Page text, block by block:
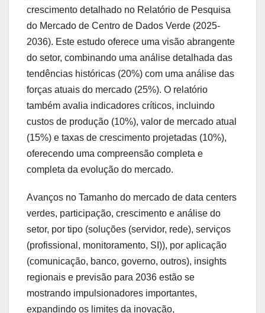
crescimento detalhado no Relatório de Pesquisa
do Mercado de Centro de Dados Verde (2025-
2036). Este estudo oferece uma visão abrangente
do setor, combinando uma análise detalhada das
tendências históricas (20%) com uma análise das
forças atuais do mercado (25%). O relatório
também avalia indicadores críticos, incluindo
custos de produção (10%), valor de mercado atual
(15%) e taxas de crescimento projetadas (10%),
oferecendo uma compreensão completa e
completa da evolução do mercado.
Avanços no Tamanho do mercado de data centers
verdes, participação, crescimento e análise do
setor, por tipo (soluções (servidor, rede), serviços
(profissional, monitoramento, SI)), por aplicação
(comunicação, banco, governo, outros), insights
regionais e previsão para 2036 estão se
mostrando impulsionadores importantes,
expandindo os limites da inovação,